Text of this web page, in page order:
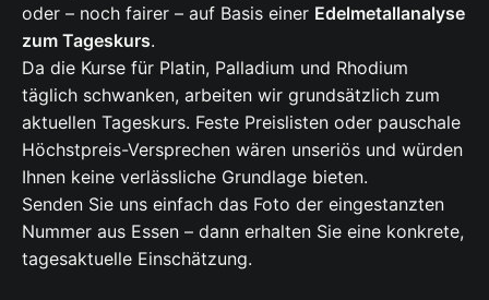
oder – noch fairer – auf Basis einer Edelmetallanalyse
zum Tageskurs.
Da die Kurse für Platin, Palladium und Rhodium
täglich schwanken, arbeiten wir grundsätzlich zum
aktuellen Tageskurs. Feste Preislisten oder pauschale
Höchstpreis-Versprechen wären unseriös und würden
Ihnen keine verlässliche Grundlage bieten.
Senden Sie uns einfach das Foto der eingestanzten
Nummer aus Essen – dann erhalten Sie eine konkrete,
tagesaktuelle Einschätzung.